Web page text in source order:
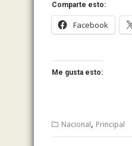
Comparte esto:
Facebook
Me gusta esto:
Nacional, Principal